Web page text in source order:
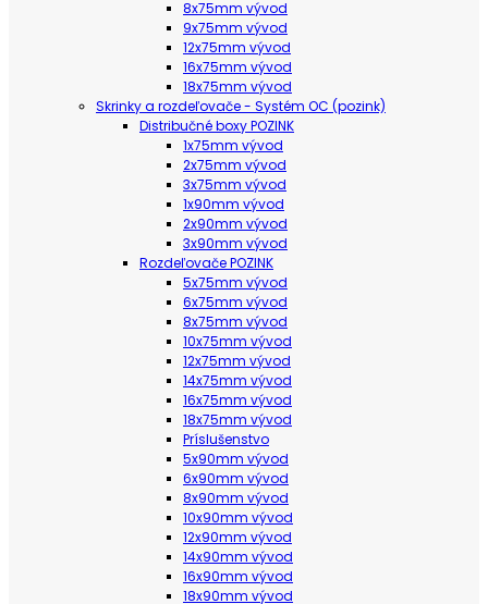
8x75mm vývod
9x75mm vývod
12x75mm vývod
16x75mm vývod
18x75mm vývod
Skrinky a rozdeľovače - Systém OC (pozink)
Distribučné boxy POZINK
1x75mm vývod
2x75mm vývod
3x75mm vývod
1x90mm vývod
2x90mm vývod
3x90mm vývod
Rozdeľovače POZINK
5x75mm vývod
6x75mm vývod
8x75mm vývod
10x75mm vývod
12x75mm vývod
14x75mm vývod
16x75mm vývod
18x75mm vývod
Príslušenstvo
5x90mm vývod
6x90mm vývod
8x90mm vývod
10x90mm vývod
12x90mm vývod
14x90mm vývod
16x90mm vývod
18x90mm vývod